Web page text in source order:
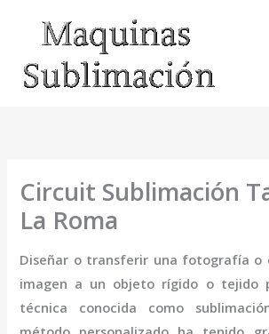
contenido
Circuit Sublimación
La Roma
Diseñar o transferir una fotografía o
imagen a un objeto rígido o tejido
técnica conocida como